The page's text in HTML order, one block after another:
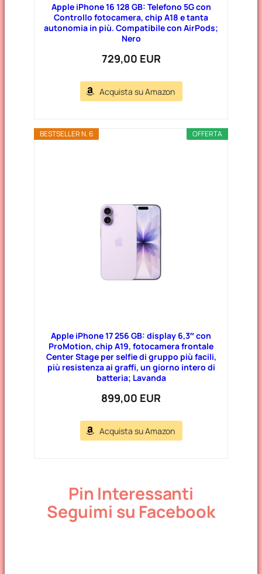
Apple iPhone 16 128 GB: Telefono 5G con
Controllo fotocamera, chip A18 e tanta
autonomia in più. Compatibile con AirPods;
Nero
729,00 EUR
Acquista su Amazon
OFFERTA
BESTSELLER N. 6
Apple iPhone 17 256 GB: display 6,3″ con
ProMotion, chip A19, fotocamera frontale
Center Stage per selfie di gruppo più facili,
più resistenza ai graffi, un giorno intero di
batteria; Lavanda
899,00 EUR
Acquista su Amazon
Pin Interessanti
Seguimi su Facebook